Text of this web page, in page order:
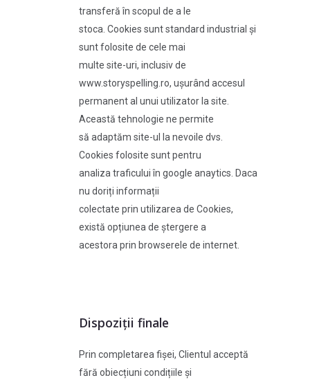
transferă în scopul de a le
stoca. Cookies sunt standard industrial și
sunt folosite de cele mai
multe site-uri, inclusiv de
www.storyspelling.ro, ușurând accesul
permanent al unui utilizator la site.
Această tehnologie ne permite
să adaptăm site-ul la nevoile dvs.
Cookies folosite sunt pentru
analiza traficului în google anaytics. Daca
nu doriți informații
colectate prin utilizarea de Cookies,
există opțiunea de ștergere a
acestora prin browserele de internet.
Dispoziții finale
Prin completarea fișei, Clientul acceptă
fără obiecțiuni condițiile și